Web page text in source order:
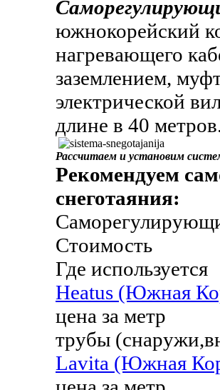
южнокорейский
нагревающего
заземлением,
электрической
длине в 40
Рассчитаем и установим
Рекомендуем
снеготаяния:
Стоимость
Где используется
Heatus (Южная
цена за метр
трубы
Lavita (Южная